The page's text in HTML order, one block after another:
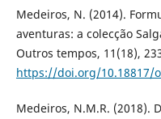
Medeiros, N. (2014).
aventuras: a colecção
Outros tempos, 11(18),
https://doi.org/10.18817/
Medeiros, N.M.R. (2018).